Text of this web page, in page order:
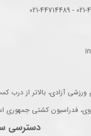
ورزشی آزادی، بالاتر از درب
فدراسیون کشتی جمهوری
دسترسی